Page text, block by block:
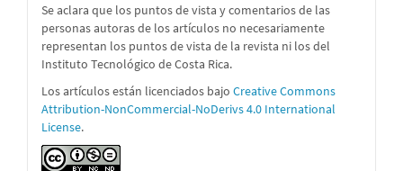
Se aclara que los puntos de vista y comentarios de las
personas autoras de los artículos no necesariamente
representan los puntos de vista de la revista ni los del
Instituto Tecnológico de Costa Rica.
Los artículos están licenciados bajo Creative Commons
Attribution-NonCommercial-NoDerivs 4.0 International
License.